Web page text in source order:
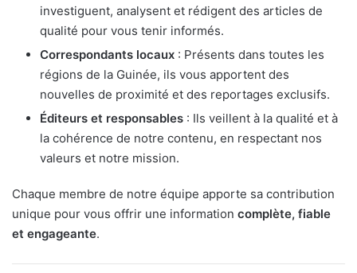
investiguent, analysent et rédigent des articles de
qualité pour vous tenir informés.
Correspondants locaux : Présents dans toutes les
régions de la Guinée, ils vous apportent des
nouvelles de proximité et des reportages exclusifs.
Éditeurs et responsables : Ils veillent à la qualité et à
la cohérence de notre contenu, en respectant nos
valeurs et notre mission.
Chaque membre de notre équipe apporte sa contribution
unique pour vous offrir une information complète, fiable
et engageante.